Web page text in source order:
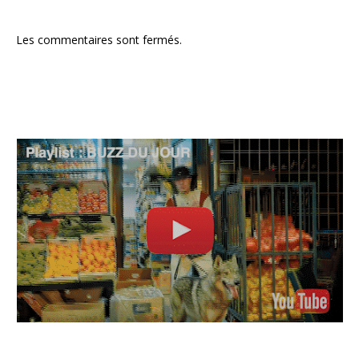
Les commentaires sont fermés.